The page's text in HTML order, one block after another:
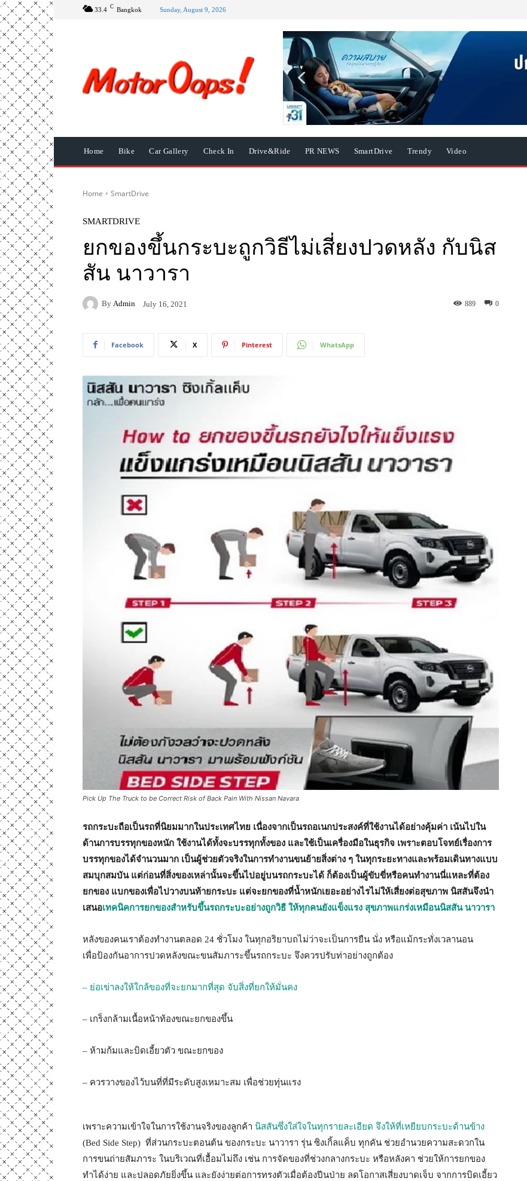
33.4 C Bangkok Sunday, August 9, 2026
Home Bike Car Gallery Check In Drive&Ride PR NEWS SmartDrive Trendy Video
Home SmartDrive
SMARTDRIVE
ยกของขึ้นกระบะถูกวิธีไม่เสี่ยงปวดหลัง กับนิส
สัน นาวารา
By Admin July 16, 2021 0
889
Facebook X Pinterest WhatsApp
Pick Up The Truck to be Correct Risk of Back Pain With Nissan Navara
รถกระบะถือเป็นรถที่นิยมมากในประเทศไทย เนื่องจากเป็นรถอเนกประสงค์ที่ใช้งานได้อย่างคุ้มค่า เน้นไปใน
ด้านการบรรทุกของหนัก ใช้งานได้ทั้งจะบรรทุกทั้งของ และใช้เป็นเครื่องมือในธุรกิจ เพราะตอบโจทย์เรื่องการ
บรรทุกของได้จำนวนมาก เป็นผู้ช่วยตัวจริงในการทำงานขนย้ายสิ่งต่าง ๆ ในทุกระยะทางและพร้อมเดินทางแบบ
สมบุกสมบัน แต่ก่อนที่สิ่งของเหล่านั้นจะขึ้นไปอยู่บนรถกระบะได้ ก็ต้องเป็นผู้ขับขี่หรือคนทำงานนี่แหละที่ต้อง
ยกของ แบกของเพื่อไปวางบนท้ายกระบะ แต่จะยกของที่น้ำหนักเยอะอย่างไรไม่ให้เสี่ยงต่อสุขภาพ นิสสันจึงนำ
เสนอเทคนิคการยกของสำหรับขึ้นรถกระบะอย่างถูกวิธี ให้ทุกคนยังแข็งแรง สุขภาพแกร่งเหมือนนิสสัน นาวารา
หลังของคนเราต้องทำงานตลอด 24 ชั่วโมง ในทุกอริยาบถไม่ว่าจะเป็นการยืน นั่ง หรือแม้กระทั่งเวลานอน
เพื่อป้องกันอาการปวดหลังขณะขนสัมภาระขึ้นรถกระบะ จึงควรปรับท่าอย่างถูกต้อง
– ย่อเข่าลงให้ใกล้ของที่จะยกมากที่สุด จับสิ่งที่ยกให้มั่นคง
– เกร็งกล้ามเนื้อหน้าท้องขณะยกของขึ้น
– ห้ามก้มและบิดเอี้ยวตัว ขณะยกของ
– ควรวางของไว้บนที่ที่มีระดับสูงเหมาะสม เพื่อช่วยทุ่นแรง
เพราะความเข้าใจในการใช้งานจริงของลูกค้า นิสสันซึ่งใส่ใจในทุกรายละเอียด จึงให้ที่เหยียบกระบะด้านข้าง
(Bed Side Step) ที่ส่วนกระบะตอนต้น ของกระบะ นาวารา รุ่น ซิงเกิ้ลแค็บ ทุกคัน ช่วยอำนวยความสะดวกใน
การขนถ่ายสัมภาระ ในบริเวณที่เอื้อมไม่ถึง เช่น การจัดของที่ช่วงกลางกระบะ หรือหลังคา ช่วยให้การยกของ
ทำได้ง่าย และปลอดภัยยิ่งขึ้น และยังง่ายต่อการทรงตัวเมื่อต้องปีนป่าย ลดโอกาสเสี่ยงบาดเจ็บ จากการบิดเอี้ยว